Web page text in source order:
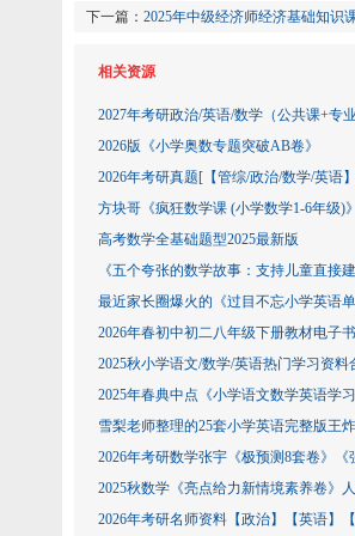
下一篇： 2025年中级经济师经济基础知识
相关资源
2027年考研政治/英语/数学（公共课+专业
2026版《小学奥数专题突破AB卷》
2026年考研真题[【管综/政治/数学​​​​​​​/英语
方块哥《疯狂数学课 (小学数学1-6年级)》
高考数学全基础题型2025最新版
《五个夸张的数学故事：支持儿童直接
最近家长圈爆火的《过目不忘小学英语单
2026年春初中初二八年级下册教材电子
2025秋小学语文/数学/英语热门学习资料
2025年春典中点《小学语文数学英语学习
雪梨老师整理的25套小学英语完整版王
2026年考研数学张宇《极预测8套卷》《
2025秋数学《亮点给力新情境素养卷》
2026年考研名师资料【政治】【英语】